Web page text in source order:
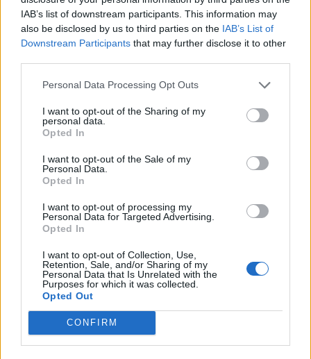
IAB’s list of downstream participants. This information may
also be disclosed by us to third parties on the IAB’s List of
Downstream Participants that may further disclose it to other
Personal Data Processing Opt Outs
I want to opt-out of the Sharing of my
personal data.
Opted In
I want to opt-out of the Sale of my
Personal Data.
Opted In
I want to opt-out of processing my
Personal Data for Targeted Advertising.
Opted In
I want to opt-out of Collection, Use,
Retention, Sale, and/or Sharing of my
Personal Data that Is Unrelated with the
Purposes for which it was collected.
Opted Out
CONFIRM
Alpha Bank: Για πρώτη φορά το Αρχαίο Θέατρο Επιδαύρου άνοιξε τις
πύλες του σε όλους
ΠΕΡΙΣΣΌΤΕΡΑ ΣΕ ΑΥΤΉ ΤΗΝ ΚΑΤΗΓΟΡΊΑ
ΠΕΦ: Πρωτόκολλο
συνεργασίας με το Master
του ΕΚΠΑ στη Διοίκηση
Επιχειρήσεων
24/05/2023 - 08:38
ΗΛΕΚΤΩΡ - WATT: Προς
υπογραφή περιβαλλοντική
σύμβαση 54 εκατ. ευρώ